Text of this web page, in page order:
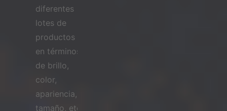
diferentes
lotes de
productos
en términos
de brillo,
color,
apariencia,
tamaño, etc.